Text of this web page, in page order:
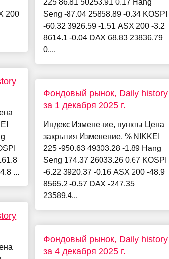
200
...
225 86.81 50253.91 0.17 Hang
Seng -87.04 25858.89 -0.34 KOSPI
-60.32 3926.59 -1.51 ASX 200 -3.2
8614.1 -0.04 DAX 68.83 23836.79
0....
Фондовый рынок, Daily history
за 1 декабря 2025 г.
Индекс Изменение, пункты Цена
закрытия Изменение, % NIKKEI
225 -950.63 49303.28 -1.89 Hang
Seng 174.37 26033.26 0.67 KOSPI
-6.22 3920.37 -0.16 ASX 200 -48.9
8565.2 -0.57 DAX -247.35
23589.4...
Фондовый рынок, Daily history
за 4 декабря 2025 г.